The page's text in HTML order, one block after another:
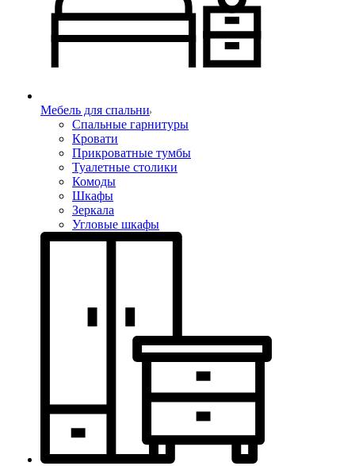
Мебель для спальни
Спальные гарнитуры
Кровати
Прикроватные тумбы
Туалетные столики
Комоды
Шкафы
Зеркала
Угловые шкафы